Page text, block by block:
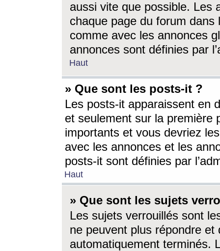
aussi vite que possible. Les
chaque page du forum dans
comme avec les annonces
annonces sont définies par
Haut
» Que sont les posts-it ?
Les posts-it apparaissent en
et seulement sur la première
importants et vous devriez
avec les annonces et les
posts-it sont définies par
Haut
» Que sont les sujets
Les sujets verrouillés sont
ne peuvent plus répondre
automatiquement terminés.